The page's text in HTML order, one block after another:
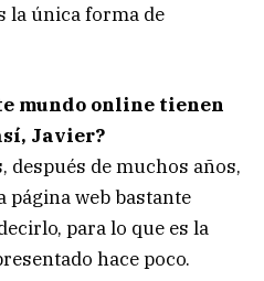
la única forma de
mundo online tienen
Javier?
de muchos años,
página web bastante
para lo que es la
hace poco.